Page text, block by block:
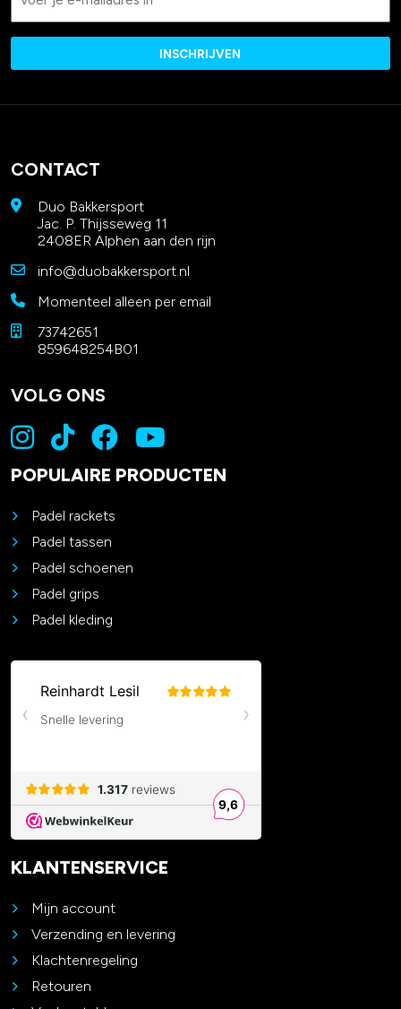
CONTACT
Duo Bakkersport
Jac. P. Thijsseweg 11
2408ER Alphen aan den rijn
info@duobakkersport.nl
Momenteel alleen per email
73742651
859648254B01
VOLG ONS
POPULAIRE PRODUCTEN
Padel rackets
Padel tassen
Padel schoenen
Padel grips
Padel kleding
KLANTENSERVICE
Mijn account
Verzending en levering
Klachtenregeling
Retouren